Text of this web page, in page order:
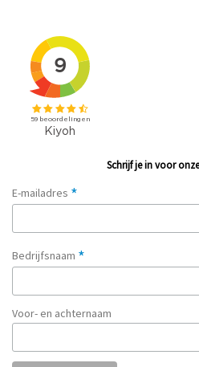
Schrijf je in voor
E-mailadres *
Bedrijfsnaam *
Voor- en achternaam